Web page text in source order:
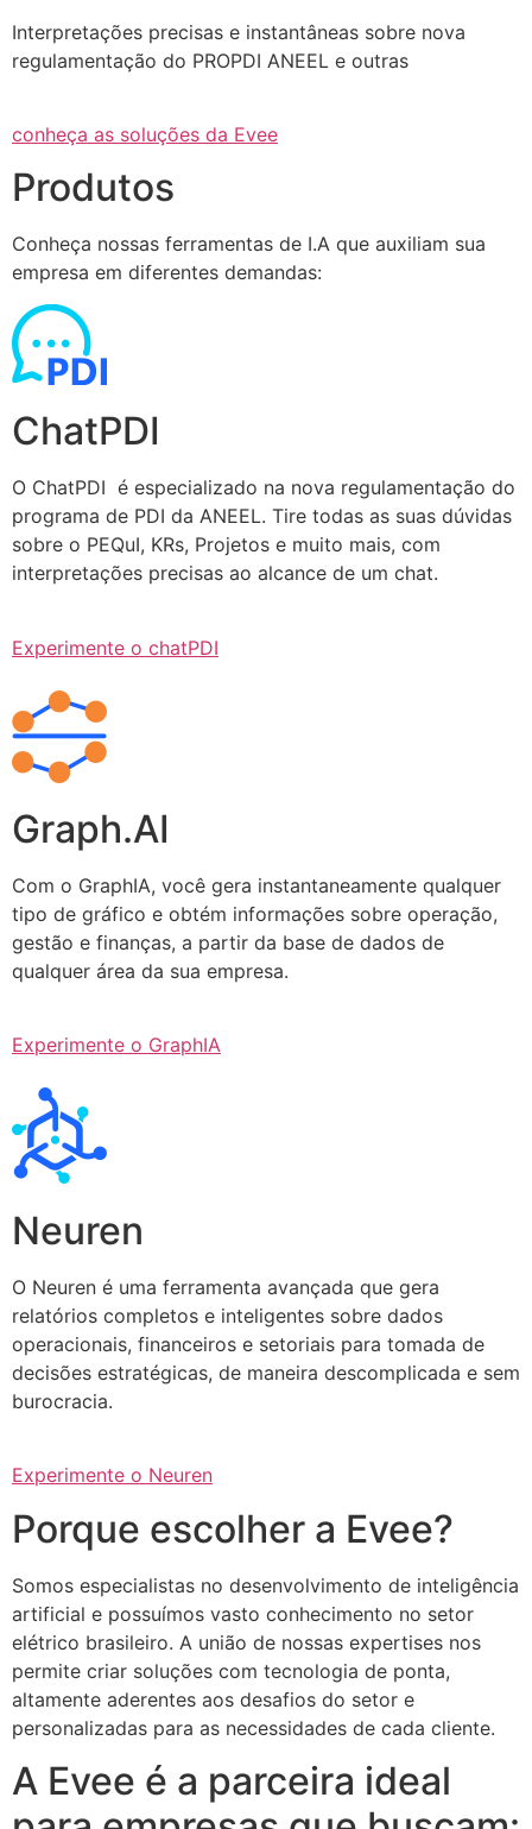
Interpretações precisas e instantâneas sobre nova
regulamentação do PROPDI ANEEL e outras
conheça as soluções da Evee
Produtos
Conheça nossas ferramentas de I.A que auxiliam sua
empresa em diferentes demandas:
ChatPDI
O ChatPDI é especializado na nova regulamentação do
programa de PDI da ANEEL. Tire todas as suas dúvidas
sobre o PEQuI, KRs, Projetos e muito mais, com
interpretações precisas ao alcance de um chat.
Experimente o chatPDI
Graph.AI
Com o GraphIA, você gera instantaneamente qualquer
tipo de gráfico e obtém informações sobre operação,
gestão e finanças, a partir da base de dados de
qualquer área da sua empresa.
Experimente o GraphIA
Neuren
O Neuren é uma ferramenta avançada que gera
relatórios completos e inteligentes sobre dados
operacionais, financeiros e setoriais para tomada de
decisões estratégicas, de maneira descomplicada e sem
burocracia.
Experimente o Neuren
Porque escolher a Evee?
Somos especialistas no desenvolvimento de inteligência
artificial e possuímos vasto conhecimento no setor
elétrico brasileiro. A união de nossas expertises nos
permite criar soluções com tecnologia de ponta,
altamente aderentes aos desafios do setor e
personalizadas para as necessidades de cada cliente.
A Evee é a parceira ideal